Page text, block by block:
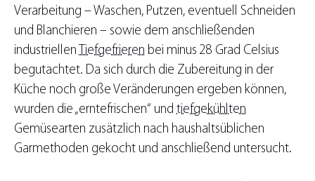
Verarbeitung – Waschen, Putzen, eventuell Schneiden
und Blanchieren – sowie dem anschließenden
industriellen
Tiefgefrieren bei minus 28 Grad Celsius
begutachtet. Da sich durch die Zubereitung in der
Küche noch große Veränderungen ergeben können,
wurden die „erntefrischen“ und tiefgekühlten
Gemüsearten zusätzlich nach haushaltsüblichen
Garmethoden gekocht und anschließend untersucht.